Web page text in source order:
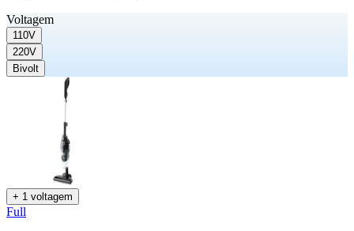
Voltagem
110V
220V
Bivolt
+ 1 voltagem
Full